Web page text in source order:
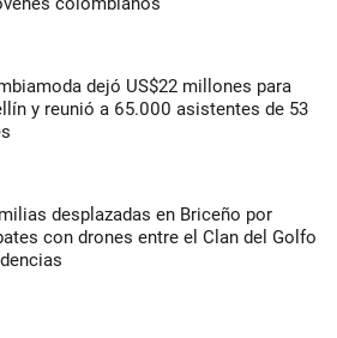
dejó US$22 millones para
y reunió a 65.000 asistentes de 53
desplazadas en Briceño por
con drones entre el Clan del Golfo